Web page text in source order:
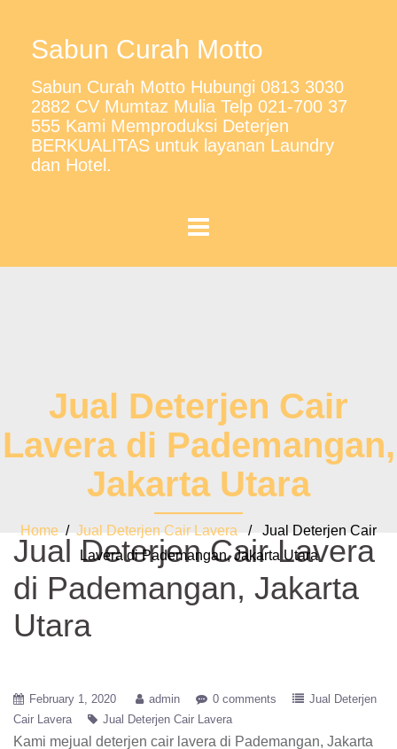
Sabun Curah Motto
Sabun Curah Motto Hubungi 0813 3030
2882 CV Mumtaz Mulia Telp 021-700 37
555 Kami Memproduksi Deterjen
BERKUALITAS untuk layanan Laundry
dan Hotel.
Jual Deterjen Cair
Lavera di Pademangan,
Jakarta Utara
Home / Jual Deterjen Cair Lavera / Jual Deterjen Cair
Lavera di Pademangan, Jakarta Utara
Jual Deterjen Cair Lavera
di Pademangan, Jakarta
Utara
February 1, 2020 admin 0 comments
Jual Deterjen
Cair Lavera
Jual Deterjen Cair Lavera
Kami mejual deterjen cair lavera di Pademangan, Jakarta